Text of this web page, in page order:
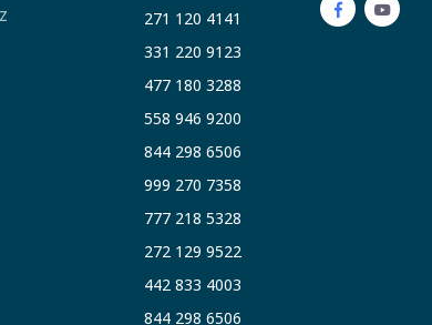
271 120 4141
331 220 9123
477 180 3288
558 946 9200
844 298 6506
999 270 7358
777 218 5328
272 129 9522
442 833 4003
844 298 6506